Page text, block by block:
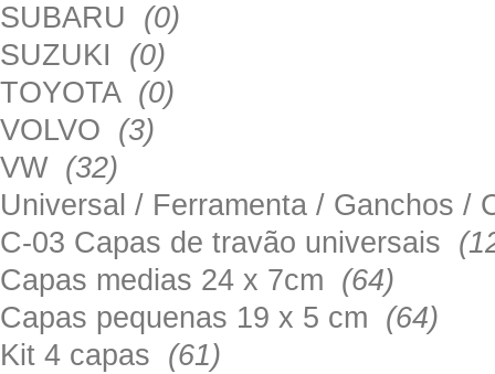
SUBARU (0)
SUZUKI (0)
TOYOTA (0)
VOLVO (3)
VW (32)
Universal / Ferramenta / Ganchos
C-03 Capas de travão universais
Capas medias 24 x 7cm (64)
Capas pequenas 19 x 5 cm (64)
Kit 4 capas (61)